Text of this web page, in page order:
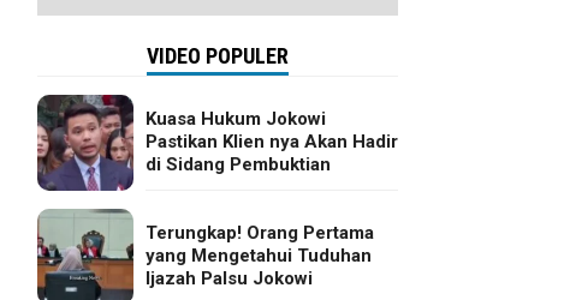
VIDEO POPULER
Kuasa Hukum Jokowi
Pastikan Klien nya Akan Hadir
di Sidang Pembuktian
Terungkap! Orang Pertama
yang Mengetahui Tuduhan
Ijazah Palsu Jokowi